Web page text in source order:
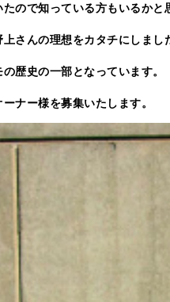
ので知っている方もいるかと
さんの理想をカタチにしまし
歴史の一部となっています。
ナー様を募集いたします。